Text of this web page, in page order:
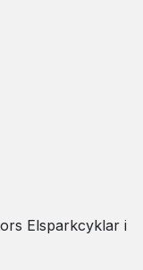
Elsparkcyklar i